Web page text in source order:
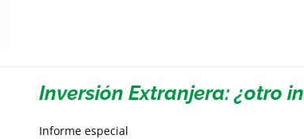
Inversión Extranjera: ¿otro
Informe especial